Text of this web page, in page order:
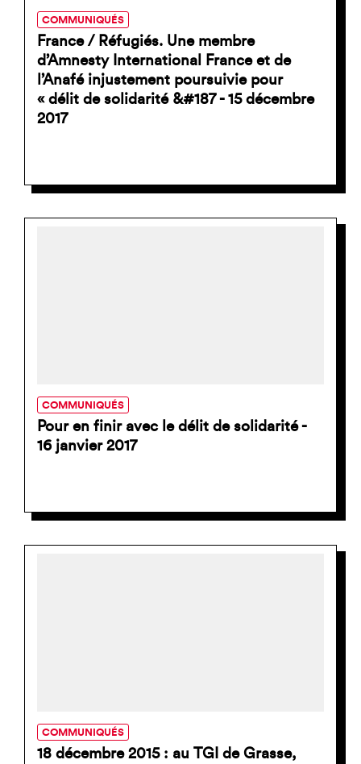
COMMUNIQUÉS
France / Réfugiés. Une membre
d’Amnesty International France et de
l’Anafé injustement poursuivie pour
« délit de solidarité &#187 - 15 décembre
2017
COMMUNIQUÉS
Pour en finir avec le délit de solidarité -
16 janvier 2017
COMMUNIQUÉS
18 décembre 2015 : au TGI de Grasse,